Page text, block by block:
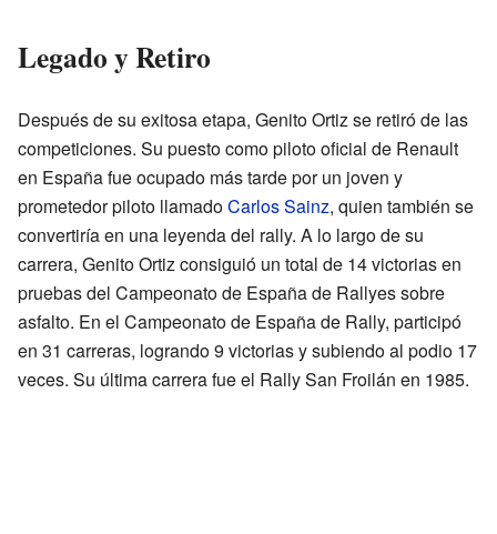
Legado y Retiro
Después de su exitosa etapa, Genito Ortiz se retiró de las
competiciones. Su puesto como piloto oficial de Renault
en España fue ocupado más tarde por un joven y
prometedor piloto llamadoCarlos Sainz, quien también se
convertiría en una leyenda del rally. A lo largo de su
carrera, Genito Ortiz consiguió un total de 14 victorias en
pruebas del Campeonato de España de Rallyes sobre
asfalto. En el Campeonato de España de Rally, participó
en 31 carreras, logrando 9 victorias y subiendo al podio 17
veces. Su última carrera fue el Rally San Froilán en 1985.